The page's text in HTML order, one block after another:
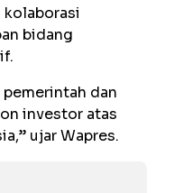
kolaborasi
bidang
dan
investor atas
ujar Wapres.